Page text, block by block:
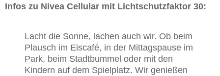
Infos zu Nivea Cellular mit Lichtschutzfaktor 30:
Lacht die Sonne, lachen auch wir. Ob beim
Plausch im Eiscafé, in der Mittagspause im
Park, beim Stadtbummel oder mit den
Kindern auf dem Spielplatz. Wir genießen